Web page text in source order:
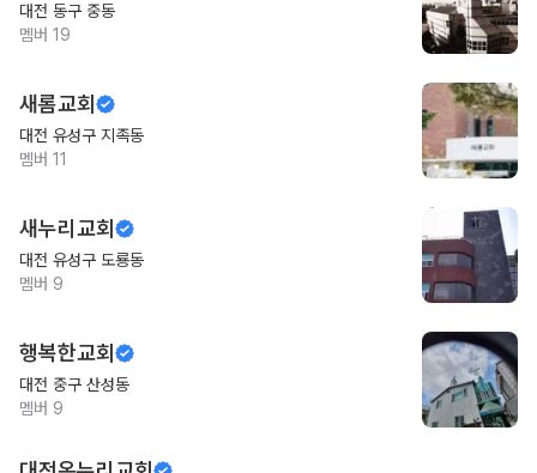
대전 동구 중동
멤버 19
새롬교회
대전 유성구 지족동
멤버 11
새누리교회
대전 유성구 도룡동
멤버 9
행복한교회
대전 중구 산성동
멤버 9